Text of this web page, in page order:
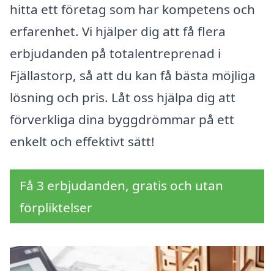
hitta ett företag som har kompetens och
erfarenhet. Vi hjälper dig att få flera
erbjudanden på totalentreprenad i
Fjällastorp, så att du kan få bästa möjliga
lösning och pris. Låt oss hjälpa dig att
förverkliga dina byggdrömmar på ett
enkelt och effektivt sätt!
Få 3 erbjudanden, gratis och utan
förpliktelser